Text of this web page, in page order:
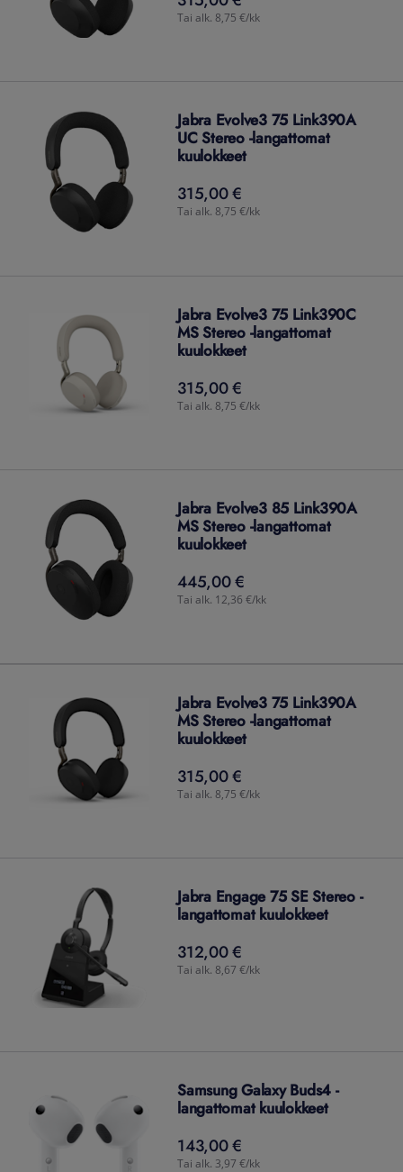
Tai alk. 8,75 €/kk
Jabra Evolve3 75 Link390A
UC Stereo -langattomat
kuulokkeet
315,00 €
315,00€
Tai alk. 8,75 €/kk
Jabra Evolve3 75 Link390C
MS Stereo -langattomat
kuulokkeet
315,00 €
315,00€
Tai alk. 8,75 €/kk
Jabra Evolve3 85 Link390A
MS Stereo -langattomat
kuulokkeet
445,00 €
445,00€
Tai alk. 12,36 €/kk
Jabra Evolve3 75 Link390A
MS Stereo -langattomat
kuulokkeet
315,00 €
315,00€
Tai alk. 8,75 €/kk
Jabra Engage 75 SE Stereo -
langattomat kuulokkeet
312,00 €
312,00€
Tai alk. 8,67 €/kk
Samsung Galaxy Buds4 -
langattomat kuulokkeet
143,00 €
143,00€
Tai alk. 3,97 €/kk